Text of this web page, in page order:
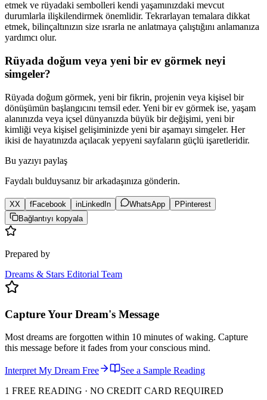
etmek ve rüyadaki sembolleri kendi yaşamınızdaki mevcut
durumlarla ilişkilendirmek önemlidir. Tekrarlayan temalara dikkat
etmek, bilinçaltınızın size ısrarla ne anlatmaya çalıştığını anlamanıza
yardımcı olur.
Rüyada doğum veya yeni bir ev görmek neyi
simgeler?
Rüyada doğum görmek, yeni bir fikrin, projenin veya kişisel bir
dönüşümün başlangıcını temsil eder. Yeni bir ev görmek ise, yaşam
alanınızda veya içsel dünyanızda büyük bir değişimi, yeni bir
kimliği veya kişisel gelişiminizde yeni bir aşamayı simgeler. Her
ikisi de hayatınızda açılacak yepyeni sayfaların güçlü işaretleridir.
Bu yazıyı paylaş
Faydalı bulduysanız bir arkadaşınıza gönderin.
XX fFacebook in LinkedIn WhatsApp P Pinterest
Bağlantıyı kopyala
Prepared by
Dreams & Stars Editorial Team
Capture Your Dream's Message
Most dreams are forgotten within 10 minutes of waking. Capture
this message before it fades from your conscious mind.
Interpret My Dream Free
See a Sample Reading
1 FREE READING · NO CREDIT CARD REQUIRED